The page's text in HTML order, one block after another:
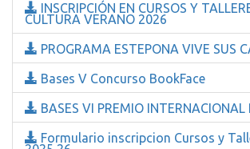
INSCRIPCIÓN EN CURSOS Y
CULTURA VERANO 2026
PROGRAMA ESTEPONA VIVE SUS
Bases V Concurso BookFace
BASES VI PREMIO INTERNACIONAL
Formulario inscripcion Cursos y